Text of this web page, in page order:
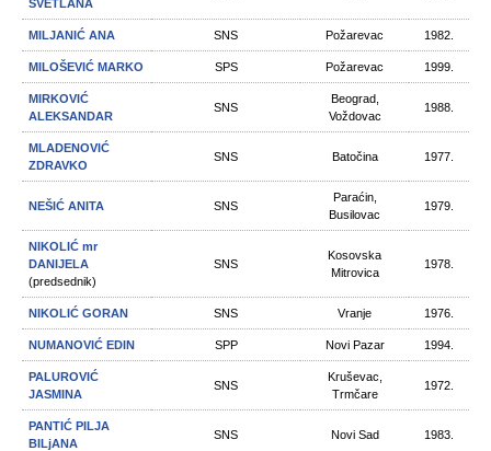
SVETLANA
MILJANIĆ ANA SNS Požarevac 1982.
MILOŠEVIĆ MARKO SPS Požarevac 1999.
MIRKOVIĆ
ALEKSANDAR
SNS
Beograd,
Voždovac
1988.
MLADENOVIĆ
ZDRAVKO
SNS Batočina 1977.
NEŠIĆ ANITA SNS
Paraćin,
Busilovac
1979.
NIKOLIĆ mr
DANIJELA
(predsednik)
SNS
Kosovska
Mitrovica
1978.
NIKOLIĆ GORAN SNS Vranje 1976.
NUMANOVIĆ EDIN SPP Novi Pazar 1994.
PALUROVIĆ
JASMINA
SNS
Kruševac,
Trmčare
1972.
PANTIĆ PILJA
BILjANA
SNS Novi Sad 1983.